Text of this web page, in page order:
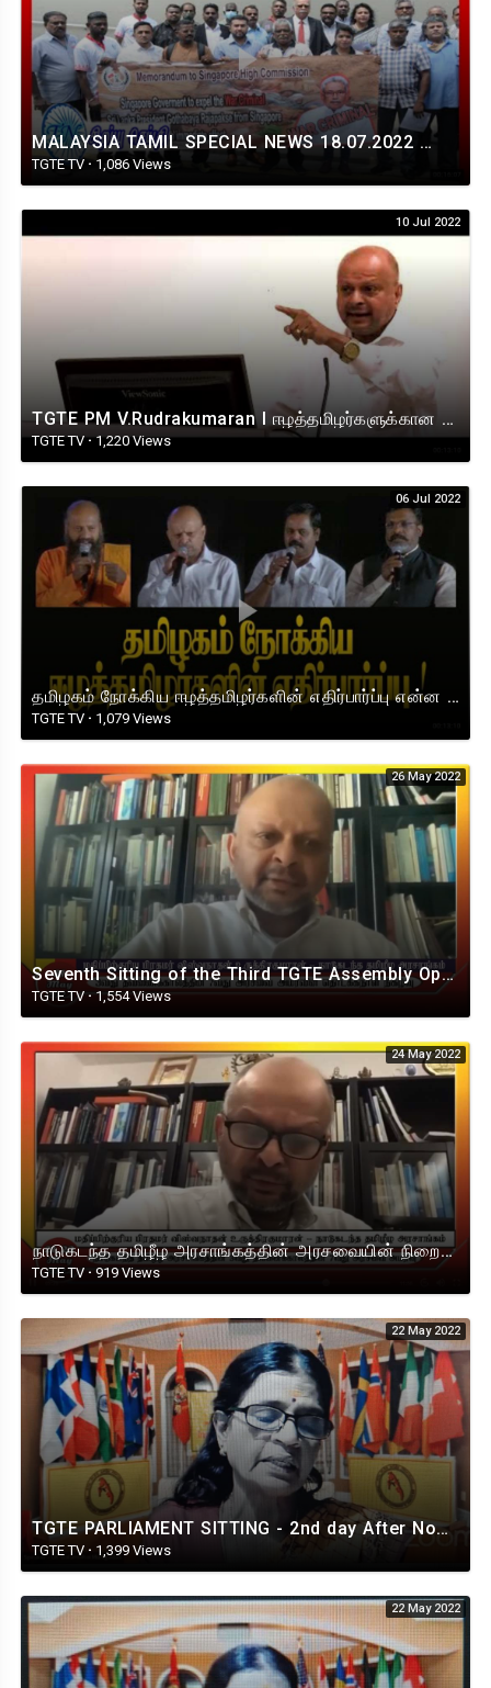
MALAYSIA TAMIL SPECIAL NEWS 18.07.2022 சொந்த நாட்டிலே ஓட ஓட விரட்டியடிக்கப் பட்ட, கோத்தபாய ராசபக்சே.
TGTE TV·1,086 Views
10 Jul 2022
TGTE PM V.Rudrakumaran I ஈழத்தமிழர்களுக்கான நீதியும் அரசியல் இறைமையும் I FETNA 2022
TGTE TV·1,220 Views
06 Jul 2022
தமிழகம் நோக்கிய ஈழத்தமிழர்களின் எதிர்பார்ப்பு என்ன ? FETNA 2022 I TGTE
TGTE TV · 1,079 Views
26 May 2022
Seventh Sitting of the Third TGTE Assembly Opening Day PM Speech - 21.05.2022
TGTE TV · 1,554 Views
24 May 2022
⁣நாடுகடந்த தமிழீழ அரசாங்கத்தின் அரசவையின் நிறைவில் பிரதமரின் உரை- 22.05.2022
TGTE TV · 919 Views
22 May 2022
TGTE PARLIAMENT SITTING - 2nd day After Noon Session - 22.05.2022 - 4
TGTE TV · 1,399 Views
22 May 2022